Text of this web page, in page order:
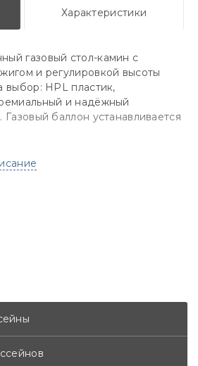
Характеристики
газовый стол-камин с
и регулировкой высоты
выбор: HPL пластик,
и надёжный
Газовый баллон устанавливается